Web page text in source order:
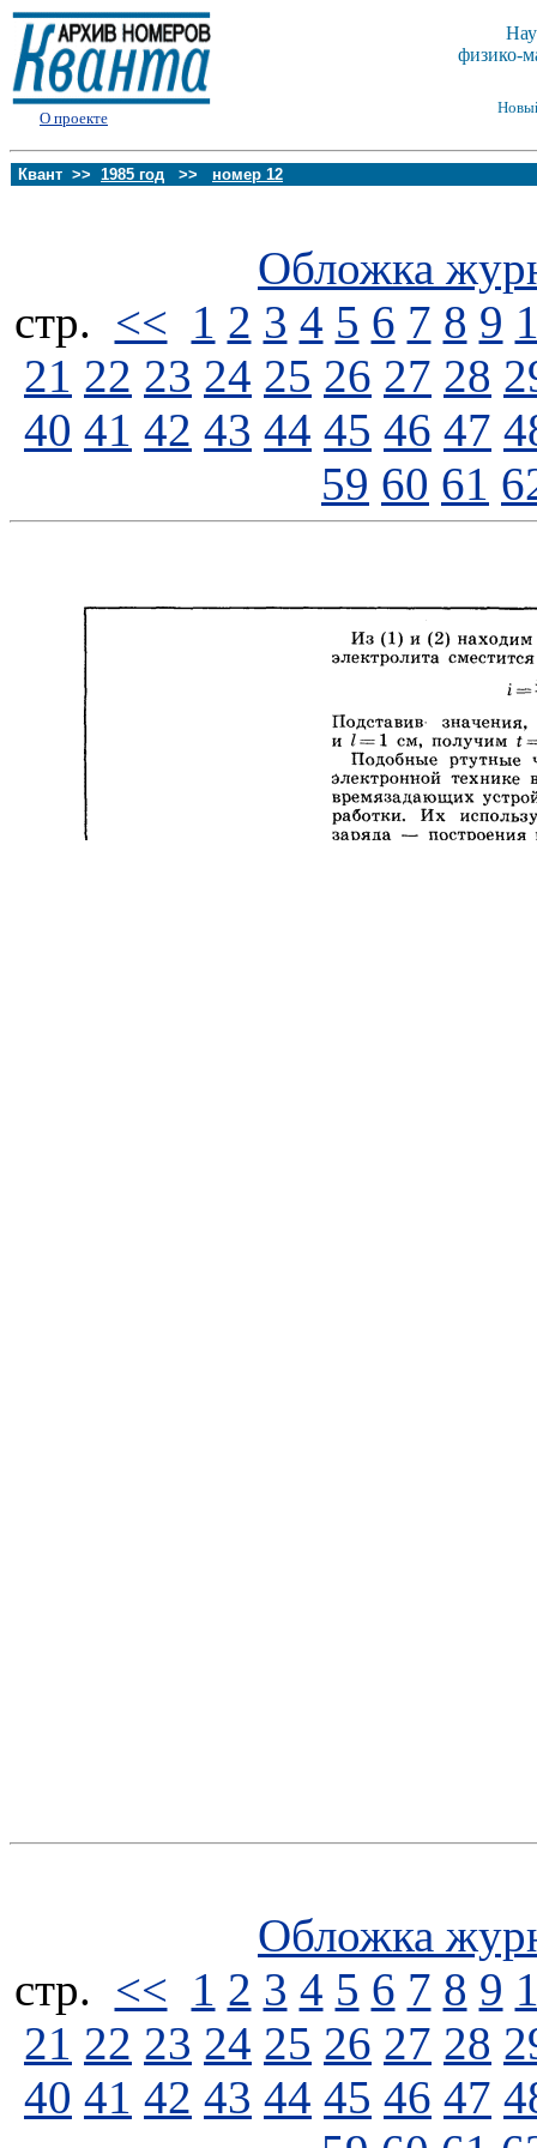
О проекте
физико-
Квант >> 1985 год >> номер 12
Обложка
стp. << 1 2 3 4 5 6 7 8 9
21 22 23 24 25 26 27 28
40 41 42 43 44 45 46 47
59 60 61
Обложка
стp. << 1 2 3 4 5 6 7 8 9
21 22 23 24 25 26 27 28
40 41 42 43 44 45 46 47